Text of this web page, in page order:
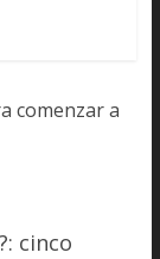
comenzar a
cinco